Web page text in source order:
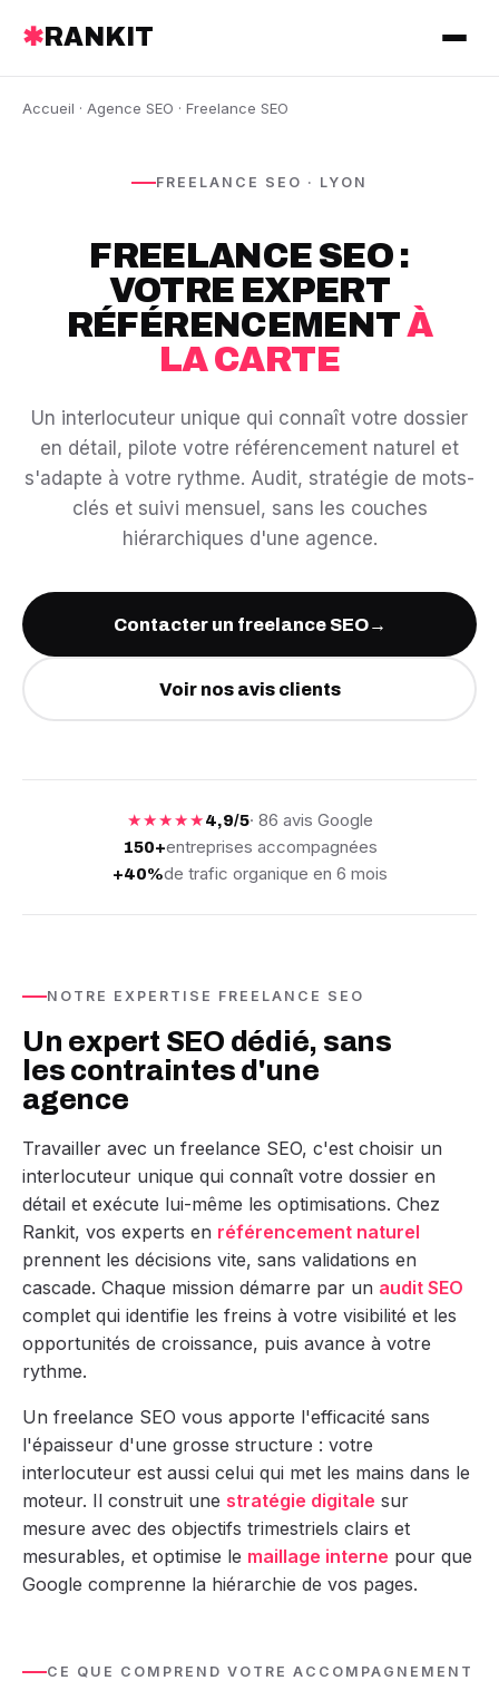
✱ RANKIT
Accueil · Agence SEO · Freelance SEO
FREELANCE SEO · LYON
FREELANCE SEO :
VOTRE EXPERT
RÉFÉRENCEMENTÀ
LA CARTE
Un interlocuteur unique qui connaît votre dossier
en détail, pilote votre référencement naturel et
s'adapte à votre rythme. Audit, stratégie de mots-
clés et suivi mensuel, sans les couches
hiérarchiques d'une agence.
Contacter un freelance SEO→
Voir nos avis clients
★★★★★4,9/5· 86 avis Google
150+entreprises accompagnées
+40%de trafic organique en 6 mois
NOTRE EXPERTISE FREELANCE SEO
Un expert SEO dédié, sans
les contraintes d'une
agence
Travailler avec un freelance SEO, c'est choisir un
interlocuteur unique qui connaît votre dossier en
détail et exécute lui-même les optimisations. Chez
Rankit, vos experts en référencement naturel
prennent les décisions vite, sans validations en
cascade. Chaque mission démarre par un audit SEO
complet qui identifie les freins à votre visibilité et les
opportunités de croissance, puis avance à votre
rythme.
Un freelance SEO vous apporte l'efficacité sans
l'épaisseur d'une grosse structure : votre
interlocuteur est aussi celui qui met les mains dans le
moteur. Il construit une stratégie digitale sur
mesure avec des objectifs trimestriels clairs et
mesurables, et optimise le maillage interne pour que
Google comprenne la hiérarchie de vos pages.
CE QUE COMPREND VOTRE ACCOMPAGNEMENT